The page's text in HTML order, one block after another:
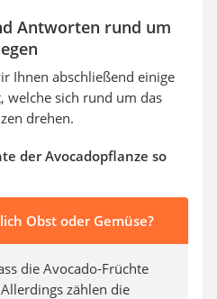
Antworten rund um
Ihnen abschließend einige
welche sich rund um das
drehen.
der Avocadopflanze so
Obst oder Gemüse?
die Avocado-Früchte
zählen die